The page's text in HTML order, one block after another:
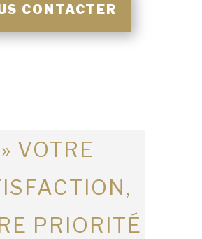
CONTACTER
» VOTRE
PRIORITÉ